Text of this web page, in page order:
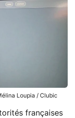
Loupia / Clubic
françaises